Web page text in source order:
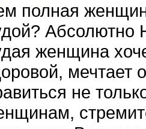
полная
женщина
мечтает
не